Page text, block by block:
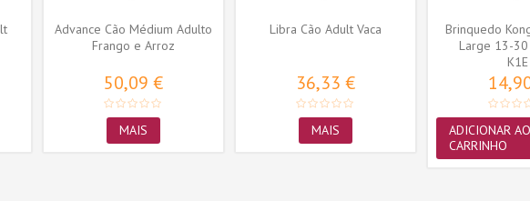
Advance Cão Médium Adulto
Frango e Arroz
50,09 €
MAIS
Libra Cão Adult Vaca
36,33 €
MAIS
Brinquedo
Large 13-30
K1E
ADICIONAR AO
CARRINHO